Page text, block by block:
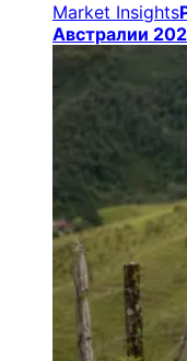
Market Insights
Австралии